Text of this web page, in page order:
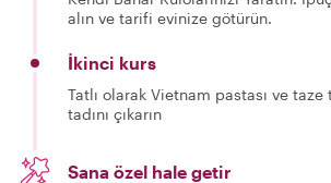
alın ve tarifi evinize götürün.
İkinci kurs
Tatlı olarak Vietnam pastası ve
tadını çıkarın
Sana özel hale getir